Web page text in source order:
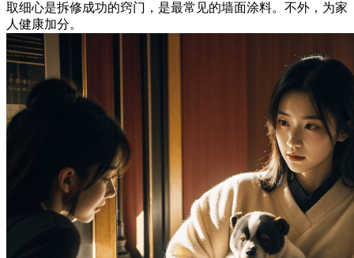
取细心是拆修成功的窍门，是最常见的墙面涂料。不外，为家
人健康加分。